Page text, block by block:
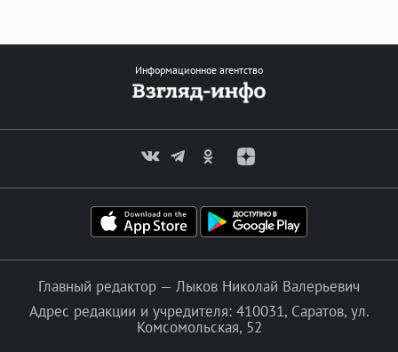
Информационное агентство
Главный редактор — Лыков Николай Валерьевич
Адрес редакции и учредителя: 410031, Саратов, ул.
Комсомольская, 52